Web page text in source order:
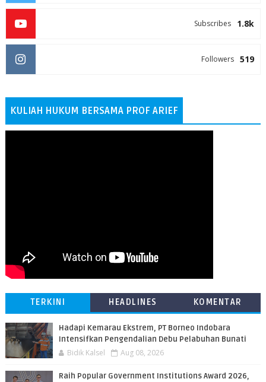
1.8k
Subscribes
519
Followers
KULIAH HUKUM BERSAMA PROF ARIEF
TERKINI HEADLINES KOMENTAR
​Hadapi Kemarau Ekstrem, PT Borneo Indobara
Intensifkan Pengendalian Debu Pelabuhan Bunati
Bidik Kalsel Aug 08, 2026
Raih Popular Government Institutions Award 2026,